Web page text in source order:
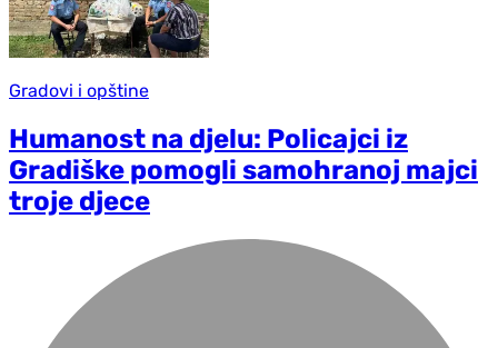
Gradovi i opštine
Humanost na djelu: Policajci iz
Gradiške pomogli samohranoj majci
troje djece